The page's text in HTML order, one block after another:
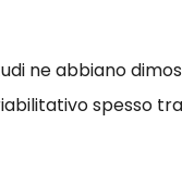
ne abbiano
spesso